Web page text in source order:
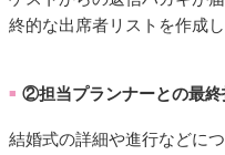
終的な出席者リストを作成
■ ②担当プランナーとの最終
結婚式の詳細や進行などに